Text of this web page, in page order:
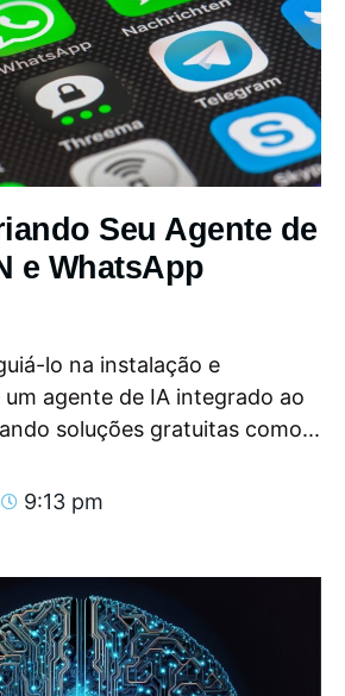
Seu Agente de
e WhatsApp
lo na instalação e
agente de IA integrado ao
soluções gratuitas como...
9:13 pm